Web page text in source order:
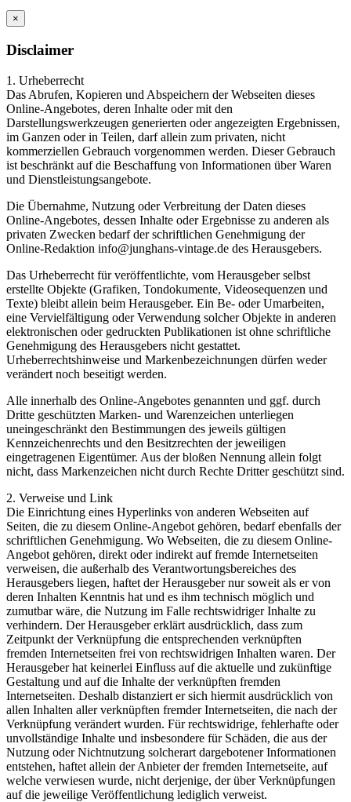
×
Disclaimer
1. Urheberrecht
Das Abrufen, Kopieren und Abspeichern der Webseiten dieses
Online-Angebotes, deren Inhalte oder mit den
Darstellungswerkzeugen generierten oder angezeigten Ergebnissen,
im Ganzen oder in Teilen, darf allein zum privaten, nicht
kommerziellen Gebrauch vorgenommen werden. Dieser Gebrauch
ist beschränkt auf die Beschaffung von Informationen über Waren
und Dienstleistungsangebote.
Die Übernahme, Nutzung oder Verbreitung der Daten dieses
Online-Angebotes, dessen Inhalte oder Ergebnisse zu anderen als
privaten Zwecken bedarf der schriftlichen Genehmigung der
Online-Redaktion info@junghans-vintage.de des Herausgebers.
Das Urheberrecht für veröffentlichte, vom Herausgeber selbst
erstellte Objekte (Grafiken, Tondokumente, Videosequenzen und
Texte) bleibt allein beim Herausgeber. Ein Be- oder Umarbeiten,
eine Vervielfältigung oder Verwendung solcher Objekte in anderen
elektronischen oder gedruckten Publikationen ist ohne schriftliche
Genehmigung des Herausgebers nicht gestattet.
Urheberrechtshinweise und Markenbezeichnungen dürfen weder
verändert noch beseitigt werden.
Alle innerhalb des Online-Angebotes genannten und ggf. durch
Dritte geschützten Marken- und Warenzeichen unterliegen
uneingeschränkt den Bestimmungen des jeweils gültigen
Kennzeichenrechts und den Besitzrechten der jeweiligen
eingetragenen Eigentümer. Aus der bloßen Nennung allein folgt
nicht, dass Markenzeichen nicht durch Rechte Dritter geschützt sind.
2. Verweise und Link
Die Einrichtung eines Hyperlinks von anderen Webseiten auf
Seiten, die zu diesem Online-Angebot gehören, bedarf ebenfalls der
schriftlichen Genehmigung. Wo Webseiten, die zu diesem Online-
Angebot gehören, direkt oder indirekt auf fremde Internetseiten
verweisen, die außerhalb des Verantwortungsbereiches des
Herausgebers liegen, haftet der Herausgeber nur soweit als er von
deren Inhalten Kenntnis hat und es ihm technisch möglich und
zumutbar wäre, die Nutzung im Falle rechtswidriger Inhalte zu
verhindern. Der Herausgeber erklärt ausdrücklich, dass zum
Zeitpunkt der Verknüpfung die entsprechenden verknüpften
fremden Internetseiten frei von rechtswidrigen Inhalten waren. Der
Herausgeber hat keinerlei Einfluss auf die aktuelle und zukünftige
Gestaltung und auf die Inhalte der verknüpften fremden
Internetseiten. Deshalb distanziert er sich hiermit ausdrücklich von
allen Inhalten aller verknüpften fremder Internetseiten, die nach der
Verknüpfung verändert wurden. Für rechtswidrige, fehlerhafte oder
unvollständige Inhalte und insbesondere für Schäden, die aus der
Nutzung oder Nichtnutzung solcherart dargebotener Informationen
entstehen, haftet allein der Anbieter der fremden Internetseite, auf
welche verwiesen wurde, nicht derjenige, der über Verknüpfungen
auf die jeweilige Veröffentlichung lediglich verweist.